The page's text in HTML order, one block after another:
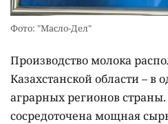
Фото: "Масло-Дел"
Производство молока
Казахстанской области – в
аграрных регионов
сосредоточена мощная